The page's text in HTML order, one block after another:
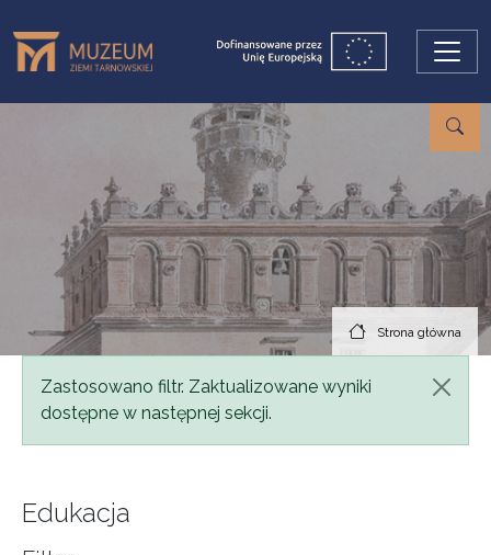
Strona główna
Komunikat
Zastosowano filtr. Zaktualizowane wyniki
dostępne w następnej sekcji.
Edukacja